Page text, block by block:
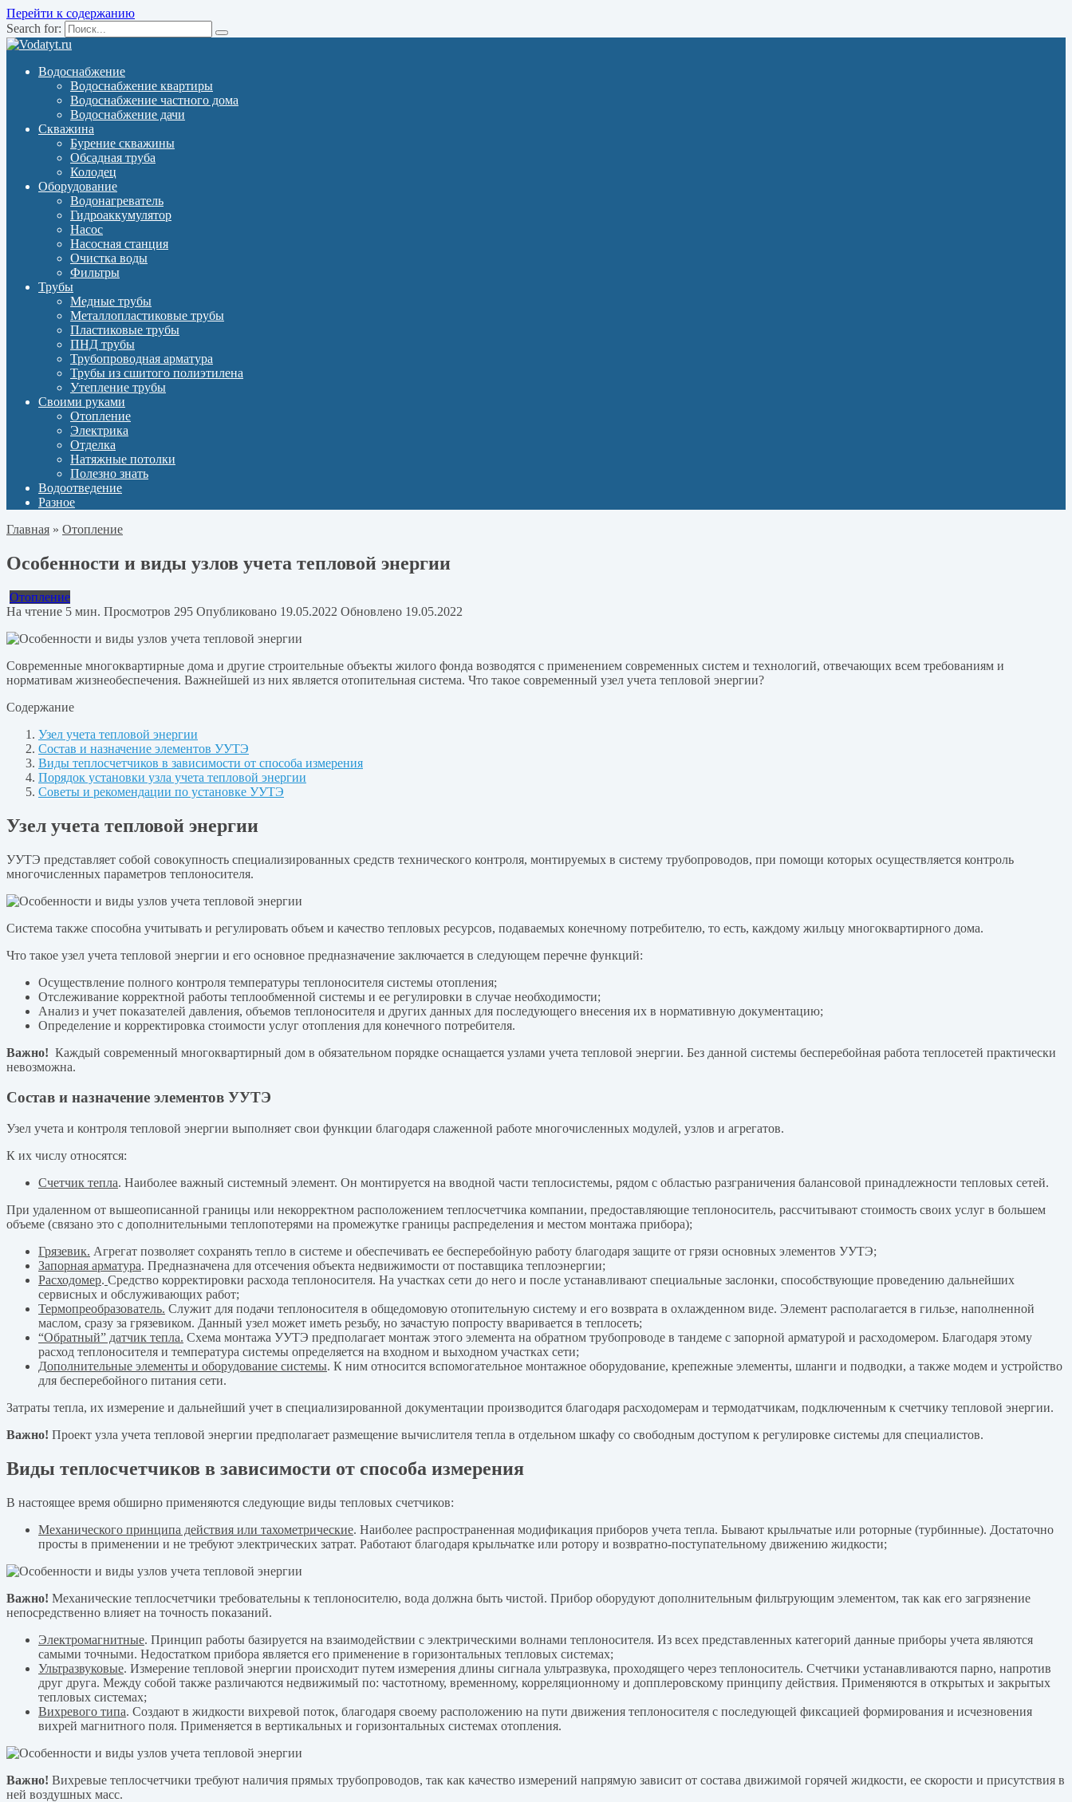
Перейти к содержанию
Search for:
Водоснабжение
Водоснабжение квартиры
Водоснабжение частного дома
Водоснабжение дачи
Скважина
Бурение скважины
Обсадная труба
Колодец
Оборудование
Водонагреватель
Гидроаккумулятор
Насос
Насосная станция
Очистка воды
Фильтры
Трубы
Медные трубы
Металлопластиковые трубы
Пластиковые трубы
ПНД трубы
Трубопроводная арматура
Трубы из сшитого полиэтилена
Утепление трубы
Своими руками
Отопление
Электрика
Отделка
Натяжные потолки
Полезно знать
Водоотведение
Разное
Главная » Отопление
Особенности и виды узлов учета тепловой энергии
Отопление
На чтение 5 мин. Просмотров 295 Опубликовано 19.05.2022 Обновлено 19.05.2022
Современные многоквартирные дома и другие строительные объекты жилого фонда возводятся с применением современных систем и технологий, отвечающих всем требованиям и
нормативам жизнеобеспечения. Важнейшей из них является отопительная система. Что такое современный узел учета тепловой энергии?
Содержание
Узел учета тепловой энергии
Состав и назначение элементов УУТЭ
Виды теплосчетчиков в зависимости от способа измерения
Порядок установки узла учета тепловой энергии
Советы и рекомендации по установке УУТЭ
Узел учета тепловой энергии
УУТЭ представляет собой совокупность специализированных средств технического контроля, монтируемых в систему трубопроводов, при помощи которых осуществляется контроль
многочисленных параметров теплоносителя.
Система также способна учитывать и регулировать объем и качество тепловых ресурсов, подаваемых конечному потребителю, то есть, каждому жильцу многоквартирного дома.
Что такое узел учета тепловой энергии и его основное предназначение заключается в следующем перечне функций:
Осуществление полного контроля температуры теплоносителя системы отопления;
Отслеживание корректной работы теплообменной системы и ее регулировки в случае необходимости;
Анализ и учет показателей давления, объемов теплоносителя и других данных для последующего внесения их в нормативную документацию;
Определение и корректировка стоимости услуг отопления для конечного потребителя.
Важно! Каждый современный многоквартирный дом в обязательном порядке оснащается узлами учета тепловой энергии. Без данной системы бесперебойная работа теплосетей практически
невозможна.
Состав и назначение элементов УУТЭ
Узел учета и контроля тепловой энергии выполняет свои функции благодаря слаженной работе многочисленных модулей, узлов и агрегатов.
К их числу относятся:
Счетчик тепла. Наиболее важный системный элемент. Он монтируется на вводной части теплосистемы, рядом с областью разграничения балансовой принадлежности тепловых сетей.
При удаленном от вышеописанной границы или некорректном расположением теплосчетчика компании, предоставляющие теплоноситель, рассчитывают стоимость своих услуг в большем
объеме (связано это с дополнительными теплопотерями на промежутке границы распределения и местом монтажа прибора);
Грязевик. Агрегат позволяет сохранять тепло в системе и обеспечивать ее бесперебойную работу благодаря защите от грязи основных элементов УУТЭ;
Запорная арматура. Предназначена для отсечения объекта недвижимости от поставщика теплоэнергии;
Расходомер. Средство корректировки расхода теплоносителя. На участках сети до него и после устанавливают специальные заслонки, способствующие проведению дальнейших
сервисных и обслуживающих работ;
Термопреобразователь. Служит для подачи теплоносителя в общедомовую отопительную систему и его возврата в охлажденном виде. Элемент располагается в гильзе, наполненной
маслом, сразу за грязевиком. Данный узел может иметь резьбу, но зачастую попросту вваривается в теплосеть;
“Обратный” датчик тепла. Схема монтажа УУТЭ предполагает монтаж этого элемента на обратном трубопроводе в тандеме с запорной арматурой и расходомером. Благодаря этому
расход теплоносителя и температура системы определяется на входном и выходном участках сети;
Дополнительные элементы и оборудование системы. К ним относится вспомогательное монтажное оборудование, крепежные элементы, шланги и подводки, а также модем и устройство
для бесперебойного питания сети.
Затраты тепла, их измерение и дальнейший учет в специализированной документации производится благодаря расходомерам и термодатчикам, подключенным к счетчику тепловой энергии.
Важно! Проект узла учета тепловой энергии предполагает размещение вычислителя тепла в отдельном шкафу со свободным доступом к регулировке системы для специалистов.
Виды теплосчетчиков в зависимости от способа измерения
В настоящее время обширно применяются следующие виды тепловых счетчиков:
Механического принципа действия или тахометрические. Наиболее распространенная модификация приборов учета тепла. Бывают крыльчатые или роторные (турбинные). Достаточно
просты в применении и не требуют электрических затрат. Работают благодаря крыльчатке или ротору и возвратно-поступательному движению жидкости;
Важно! Механические теплосчетчики требовательны к теплоносителю, вода должна быть чистой. Прибор оборудуют дополнительным фильтрующим элементом, так как его загрязнение
непосредственно влияет на точность показаний.
Электромагнитные. Принцип работы базируется на взаимодействии с электрическими волнами теплоносителя. Из всех представленных категорий данные приборы учета являются
самыми точными. Недостатком прибора является его применение в горизонтальных тепловых системах;
Ультразвуковые. Измерение тепловой энергии происходит путем измерения длины сигнала ультразвука, проходящего через теплоноситель. Счетчики устанавливаются парно, напротив
друг друга. Между собой также различаются недвижимый по: частотному, временному, корреляционному и допплеровскому принципу действия. Применяются в открытых и закрытых
тепловых системах;
Вихревого типа. Создают в жидкости вихревой поток, благодаря своему расположению на пути движения теплоносителя с последующей фиксацией формирования и исчезновения
вихрей магнитного поля. Применяется в вертикальных и горизонтальных системах отопления.
Важно! Вихревые теплосчетчики требуют наличия прямых трубопроводов, так как качество измерений напрямую зависит от состава движимой горячей жидкости, ее скорости и присутствия в
ней воздушных масс.